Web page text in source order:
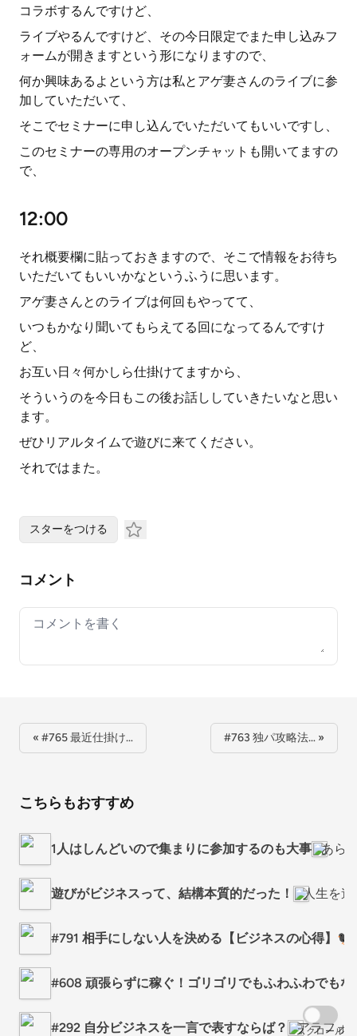
コラボするんですけど、
ライブやるんですけど、その今日限定でまた申し込みフ
ォームが開きますという形になりますので、
何か興味あるよという方は私とアゲ妻さんのライブに参
加していただいて、
そこでセミナーに申し込んでいただいてもいいですし、
このセミナーの専用のオープンチャットも開いてますの
で、
12:00
それ概要欄に貼っておきますので、そこで情報をお待ち
いただいてもいいかなというふうに思います。
アゲ妻さんとのライブは何回もやってて、
いつもかなり聞いてもらえてる回になってるんですけ
ど、
お互い日々何かしら仕掛けてますから、
そういうのを今日もこの後お話ししていきたいなと思い
ます。
ぜひリアルタイムで遊びに来てください。
それではまた。
スターをつける
コメント
Your comment
« #765 最近仕掛け… #763 独パ攻略法… »
こちらもおすすめ
1人はしんどいので集まりに参加するのも大事 あら
遊びがビジネスって、結構本質的だった！ 人生を
#791 相手にしない人を決める【ビジネスの心得】🐦‍⬛
#608 頑張らずに稼ぐ！ゴリゴリでもふわふわでも
#292 自分ビジネスを一言で表すならば？ アラフォ
スクロール